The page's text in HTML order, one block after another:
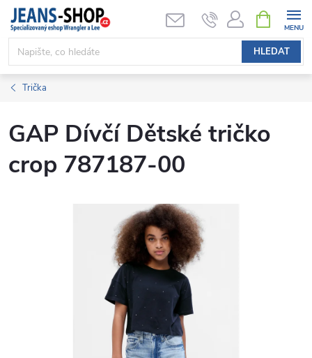
Přejít
obsah
HLEDAT
NÁKUPNÍ
KOŠÍK
Trička
GAP Dívčí Dětské tričko
crop 787187-00